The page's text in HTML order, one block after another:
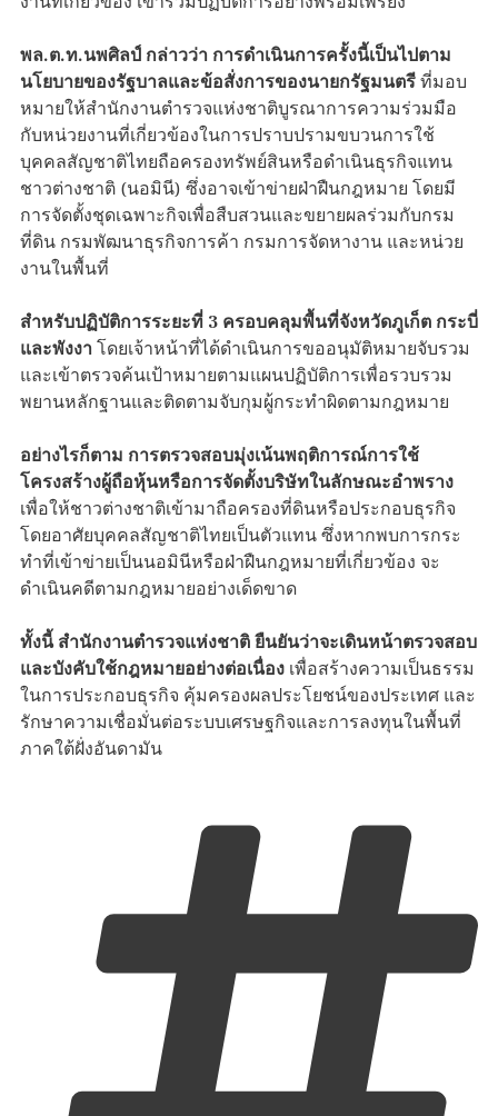
พล.ต.ท.นพศิลป์ กล่าวว่า การดำเนินการครั้งนี้เป็นไปตาม
นโยบายของรัฐบาลและข้อสั่งการของนายกรัฐมนตรี ที่มอบ
หมายให้สำนักงานตำรวจแห่งชาติบูรณาการความร่วมมือ
กับหน่วยงานที่เกี่ยวข้องในการปราบปรามขบวนการใช้
บุคคลสัญชาติไทยถือครองทรัพย์สินหรือดำเนินธุรกิจแทน
ชาวต่างชาติ (นอมินี) ซึ่งอาจเข้าข่ายฝ่าฝืนกฎหมาย โดยมี
การจัดตั้งชุดเฉพาะกิจเพื่อสืบสวนและขยายผลร่วมกับกรม
ที่ดิน กรมพัฒนาธุรกิจการค้า กรมการจัดหางาน และหน่วย
งานในพื้นที่
สำหรับปฏิบัติการระยะที่ 3 ครอบคลุมพื้นที่จังหวัดภูเก็ต กระบี่
และพังงา โดยเจ้าหน้าที่ได้ดำเนินการขออนุมัติหมายจับรวม
และเข้าตรวจค้นเป้าหมายตามแผนปฏิบัติการเพื่อรวบรวม
พยานหลักฐานและติดตามจับกุมผู้กระทำผิดตามกฎหมาย
อย่างไรก็ตาม การตรวจสอบมุ่งเน้นพฤติการณ์การใช้
โครงสร้างผู้ถือหุ้นหรือการจัดตั้งบริษัทในลักษณะอำพราง
เพื่อให้ชาวต่างชาติเข้ามาถือครองที่ดินหรือประกอบธุรกิจ
โดยอาศัยบุคคลสัญชาติไทยเป็นตัวแทน ซึ่งหากพบการกระ
ทำที่เข้าข่ายเป็นนอมินีหรือฝ่าฝืนกฎหมายที่เกี่ยวข้อง จะ
ดำเนินคดีตามกฎหมายอย่างเด็ดขาด
ทั้งนี้ สํานักงานตํารวจแห่งชาติ ยืนยันว่าจะเดินหน้าตรวจสอบ
และบังคับใช้กฎหมายอย่างต่อเนื่อง เพื่อสร้างความเป็นธรรม
ในการประกอบธุรกิจ คุ้มครองผลประโยชน์ของประเทศ และ
รักษาความเชื่อมั่นต่อระบบเศรษฐกิจและการลงทุนในพื้นที่
ภาคใต้ฝั่งอันดามัน